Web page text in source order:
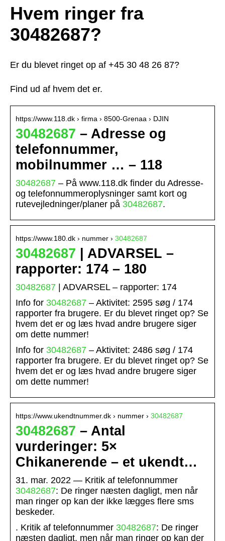
Hvem ringer fra
30482687?
Er du blevet ringet op af +45 30 48 26 87?
Find ud af hvem det er.
https://www.118.dk › firma › 8500-Grenaa › DJIN
30482687 – Adresse og
telefonnummer,
mobilnummer … – 118
30482687 – På www.118.dk finder du Adresse-
og telefonnummeroplysninger samt kort og
rutevejledninger/planer på 30482687.
https://www.180.dk › nummer › 30482687
30482687 | ADVARSEL –
rapporter: 174 – 180
30482687 | ADVARSEL – rapporter: 174
Info for 30482687 – Aktivitet: 2595 søg / 174
rapporter fra brugere. Er du blevet ringet op? Se
hvem det er og læs hvad andre brugere siger
om dette nummer!
Info for 30482687 – Aktivitet: 2486 søg / 174
rapporter fra brugere. Er du blevet ringet op? Se
hvem det er og læs hvad andre brugere siger
om dette nummer!
https://www.ukendtnummer.dk › nummer › 30482687
30482687 – Antal
vurderinger: 5×
Chikanerende – et ukendt…
31. mar. 2022 — Kritik af telefonnummer
30482687: De ringer næsten dagligt, men når
man ringer op kan der ikke lægges flere sms
beskeder.
. Kritik af telefonnummer 30482687: De ringer
næsten dagligt, men når man ringer op kan der